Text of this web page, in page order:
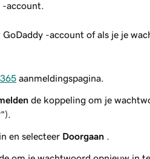
account.
-account of als je je
aanmeldingspagina.
de koppeling om je
en selecteer Doorgaan